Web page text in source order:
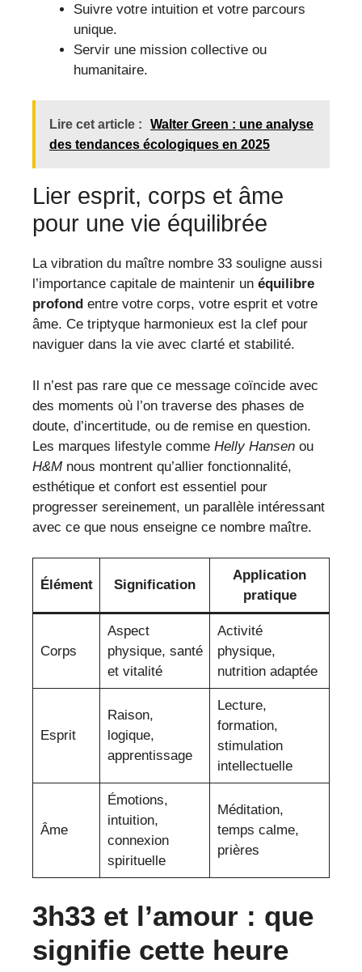
Suivre votre intuition et votre parcours
unique.
Servir une mission collective ou
humanitaire.
Lire cet article :
Walter Green : une analyse
des tendances écologiques en 2025
Lier esprit, corps et âme
pour une vie équilibrée
La vibration du maître nombre 33 souligne aussi
l’importance capitale de maintenir un équilibre
profond entre votre corps, votre esprit et votre
âme. Ce triptyque harmonieux est la clef pour
naviguer dans la vie avec clarté et stabilité.
Il n’est pas rare que ce message coïncide avec
des moments où l’on traverse des phases de
doute, d’incertitude, ou de remise en question.
Les marques lifestyle comme Helly Hansen ou
H&M nous montrent qu’allier fonctionnalité,
esthétique et confort est essentiel pour
progresser sereinement, un parallèle intéressant
avec ce que nous enseigne ce nombre maître.
Élément Signification
Application
pratique
Corps
Aspect
physique, santé
et vitalité
Activité
physique,
nutrition adaptée
Esprit
Raison,
logique,
apprentissage
Lecture,
formation,
stimulation
intellectuelle
Âme
Émotions,
intuition,
connexion
spirituelle
Méditation,
temps calme,
prières
3h33 et l’amour : que
signifie cette heure